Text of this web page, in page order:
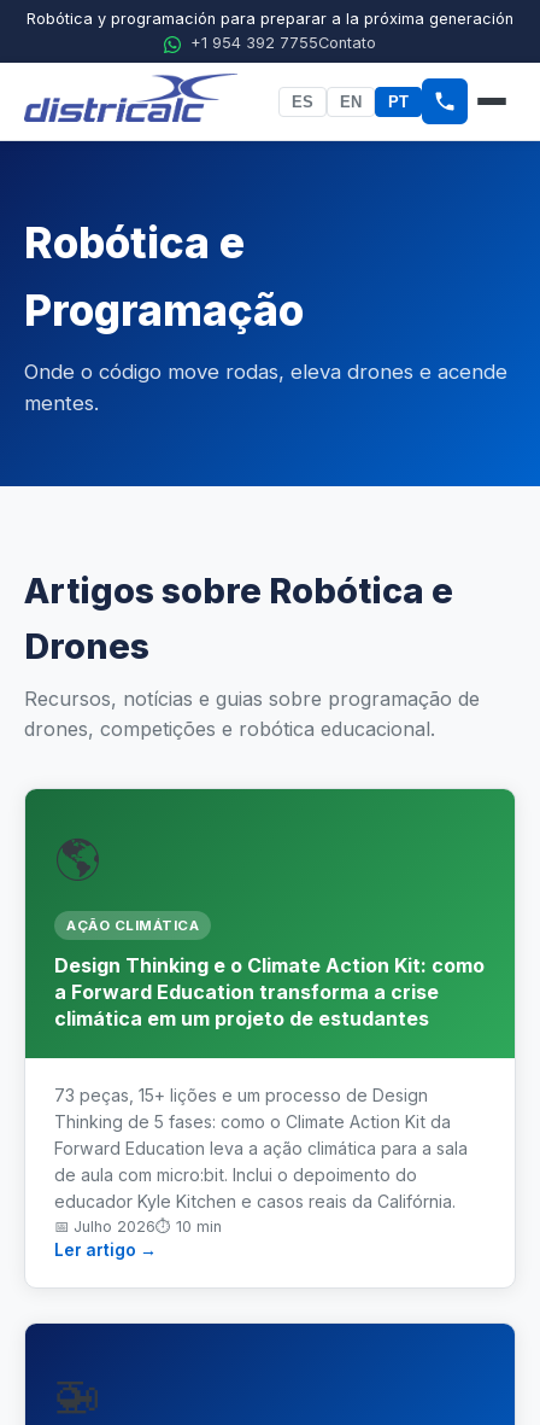
Robótica y programación para preparar a la próxima generación
+1 954 392 7755Contato
ES EN PT
Sobre a Districalc
Física
Química
Ensino Fundamental
Inteligência Artificial
ED. TÉCNICA E ENG.
Tecnologia Automotiva
Engenharia Eletrônica
Controle Industrial
Engenharia Civil
MAIS
Infraestrutura
Artículos
Robótica e
Programação
Onde o código move rodas, eleva drones e acende
mentes.
Artigos sobre Robótica e
Drones
Recursos, notícias e guias sobre programação de
drones, competições e robótica educacional.
🌎
AÇÃO CLIMÁTICA
Design Thinking e o Climate Action Kit: como
a Forward Education transforma a crise
climática em um projeto de estudantes
73 peças, 15+ lições e um processo de Design
Thinking de 5 fases: como o Climate Action Kit da
Forward Education leva a ação climática para a sala
de aula com micro:bit. Inclui o depoimento do
educador Kyle Kitchen e casos reais da Califórnia.
📅 Julho 2026⏱ 10 min
Ler artigo →
🚁